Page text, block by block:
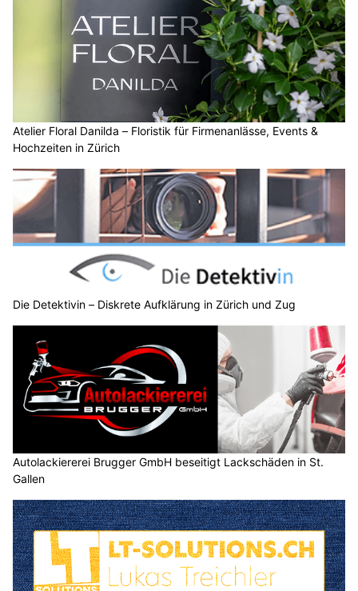
Atelier Floral Danilda – Floristik für Firmenanlässe, Events &
Hochzeiten in Zürich
Die Detektivin – Diskrete Aufklärung in Zürich und Zug
Autolackiererei Brugger GmbH beseitigt Lackschäden in St.
Gallen